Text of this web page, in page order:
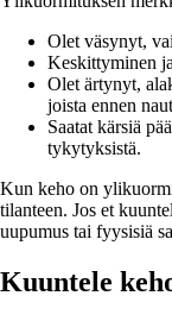
Olet väsynyt,
Keskittyminen
Olet ärtynyt,
joista ennen
Saatat kärsiä
tykytyksistä.
Kun keho on
tilanteen. Jos et
uupumus tai fyysisiä
Kuuntele